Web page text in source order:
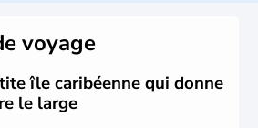
d'une grande autonomie. Le pays
noms qu'il a vu naître dans tous
à la politique en passant par la
Heidegger, Thomas Mann,
Hegel en font partie.
voyage
île caribéenne qui donne
le large